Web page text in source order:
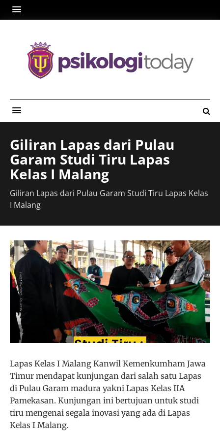
Giliran Lapas dari Pulau
Garam Studi Tiru Lapas
Kelas I Malang
Giliran Lapas dari Pulau Garam Studi Tiru Lapas Kelas
I Malang
Lapas Kelas I Malang Kanwil Kemenkumham Jawa
Timur mendapat kunjungan dari salah satu Lapas
di Pulau Garam madura yakni Lapas Kelas IIA
Pamekasan. Kunjungan ini bertujuan untuk studi
tiru mengenai segala inovasi yang ada di Lapas
Kelas I Malang.